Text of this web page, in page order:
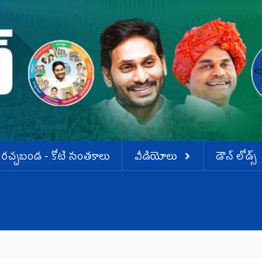
ర‌చ్చ‌బండ‌ - కోటి సంత‌కాలు వీడియోలు డౌన్ లోడ్స్